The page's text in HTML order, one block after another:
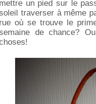
mettre un pied sur le
traverser à même
rue où se trouve le
de chance?